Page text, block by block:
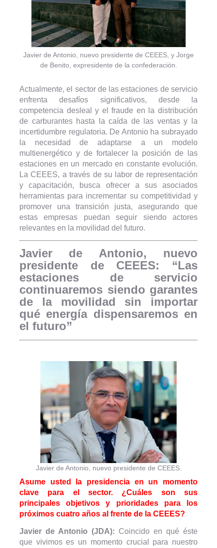
Javier de Antonio, nuevo presidente de CEEES, y Jorge
de Benito, expresidente de la confederación.
Actualmente, el sector de las estaciones de servicio
enfrenta desafíos significativos, desde la
competencia desleal y el fraude en la distribución
de carburantes hasta la caída de las ventas y la
incertidumbre regulatoria. De Antonio ha subrayado
la necesidad de adaptarse a un modelo
multienergético y de fortalecer la posición de las
estaciones en un mercado en constante evolución.
La CEEES, a través de su labor de representación
y capacitación, busca ofrecer a sus asociados
herramientas para incrementar su competitividad y
promover una transición justa, asegurando que
estas empresas puedan seguir siendo actores
relevantes en la movilidad del futuro.
Javier de Antonio, nuevo
presidente de CEEES: “Las
estaciones de servicio
continuaremos siendo garantes
de la movilidad sin importar
qué energía dispensaremos en
el futuro”
Javier de Antonio, nuevo presidente de CEEES.
Asume usted la presidencia en un momento
clave para el sector. ¿Cuáles son sus
principales objetivos y prioridades para los
próximos cuatro años al frente de la CEEES?
Javier de Antonio (JDA): Coincido en qué éste
que vivimos es un momento crucial para nuestro